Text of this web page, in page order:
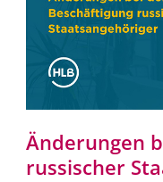
Änderungen
russischer